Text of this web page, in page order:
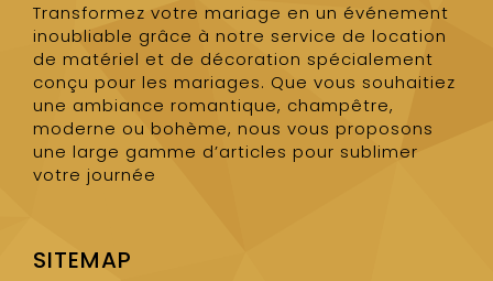
Transformez votre mariage en un événement
inoubliable grâce à notre service de location
de matériel et de décoration spécialement
conçu pour les mariages. Que vous souhaitiez
une ambiance romantique, champêtre,
moderne ou bohème, nous vous proposons
une large gamme d’articles pour sublimer
votre journée
SITEMAP